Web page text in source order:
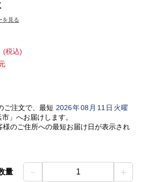
を見る
(税込)
ご注文で、最短 2026年08 月 11 日火曜
市」 へお届けします。
様のご住所への最短お届け日が表示され
量 － 1 ＋